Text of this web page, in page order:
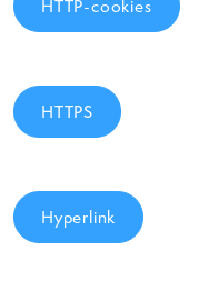
HTTP-cookies
HTTPS
Hyperlink